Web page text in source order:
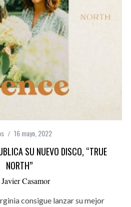
16 mayo, 2022
SU NUEVO DISCO, “TRUE
NORTH”
Javier Casamor
consigue lanzar su mejor